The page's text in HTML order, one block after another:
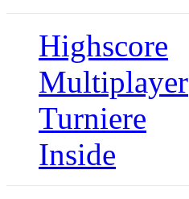
Highscore
Multiplayer
Turniere
Inside